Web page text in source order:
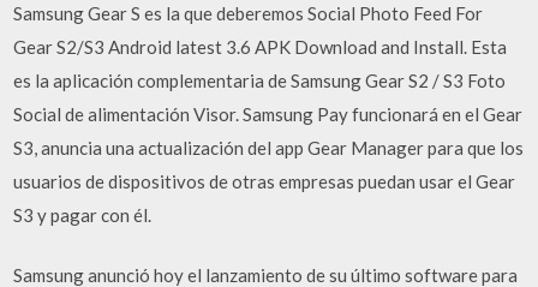
Samsung Gear S es la que deberemos Social Photo Feed For
Gear S2/S3 Android latest 3.6 APK Download and Install. Esta
es la aplicación complementaria de Samsung Gear S2 / S3 Foto
Social de alimentación Visor. Samsung Pay funcionará en el Gear
S3, anuncia una actualización del app Gear Manager para que los
usuarios de dispositivos de otras empresas puedan usar el Gear
S3 y pagar con él.
Samsung anunció hoy el lanzamiento de su último software para